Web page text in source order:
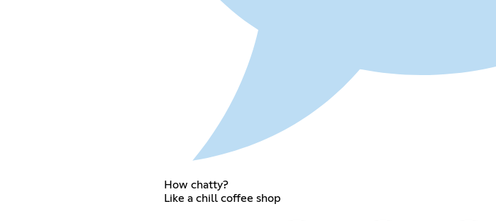
How chatty?
Like a chill coffee shop